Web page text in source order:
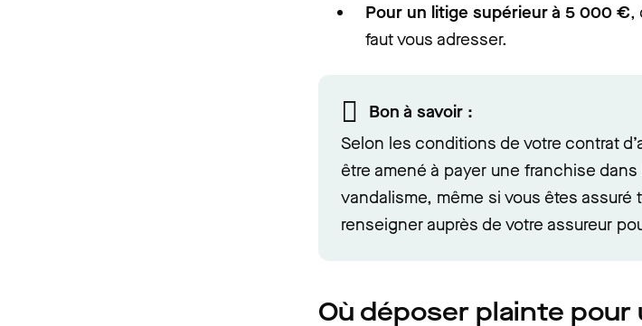
Pour un litige supérieur à 5 000 €,
faut vous adresser.
Bon à savoir :
Selon les conditions de votre contrat
être amené à payer une franchise
vandalisme, même si vous êtes assuré
renseigner auprès de votre assureur
Où déposer plainte pour